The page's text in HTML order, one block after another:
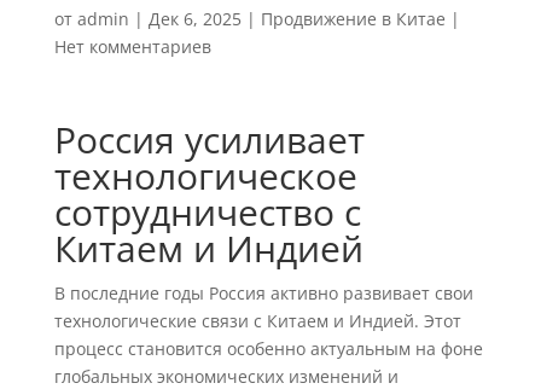
от admin | Дек 6, 2025| Продвижение в Китае |
Нет комментариев
Россия усиливает
технологическое
сотрудничество с
Китаем и Индией
В последние годы Россия активно развивает свои
технологические связи с Китаем и Индией. Этот
процесс становится особенно актуальным на фоне
глобальных экономических изменений и